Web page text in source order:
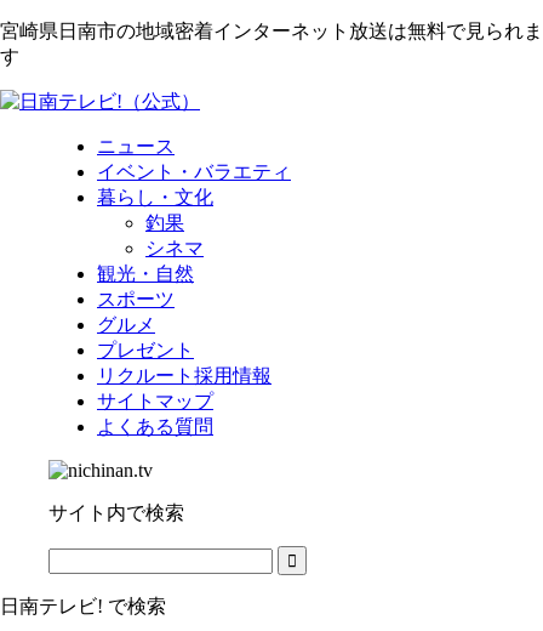
宮崎県日南市の地域密着インターネット放送は無料で見られま
す
ニュース
イベント・バラエティ
暮らし・文化
釣果
シネマ
観光・自然
スポーツ
グルメ
プレゼント
リクルート採用情報
サイトマップ
よくある質問
サイト内で検索
日南テレビ! で検索